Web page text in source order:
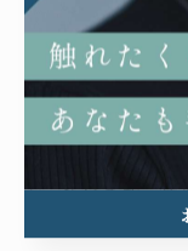
決の成功には、サ
欠です。
美容室体験で知
美容室での体験
がっています。従
内部の水分・栄